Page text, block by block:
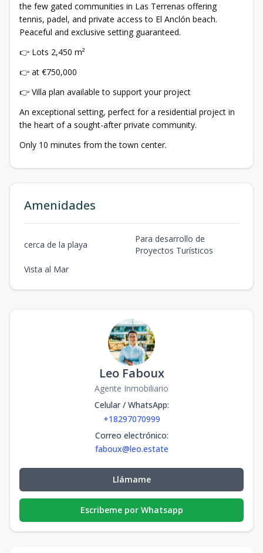
the few gated communities in Las Terrenas offering
tennis, padel, and private access to El Anclón beach.
Peaceful and exclusive setting guaranteed.
👉 Lots 2,450 m²
👉 at €750,000
👉 Villa plan available to support your project
An exceptional setting, perfect for a residential project in
the heart of a sought-after private community.
Only 10 minutes from the town center.
Amenidades
cerca de la playa
Para desarrollo de
Proyectos Turísticos
Vista al Mar
Leo Faboux
Agente Inmobiliario
Celular / WhatsApp:
+18297070999
Correo electrónico:
faboux@leo.estate
Llámame
Escribeme por Whatsapp